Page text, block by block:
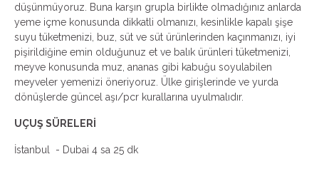
düşünmüyoruz. Buna karşın grupla birlikte olmadığınız anlarda
yeme içme konusunda dikkatli olmanızı, kesinlikle kapalı şişe
suyu tüketmenizi, buz, süt ve süt ürünlerinden kaçınmanızı, iyi
pişirildiğine emin olduğunuz et ve balık ürünleri tüketmenizi,
meyve konusunda muz, ananas gibi kabuğu soyulabilen
meyveler yemenizi öneriyoruz. Ülke girişlerinde ve yurda
dönüşlerde güncel aşı/pcr kurallarına uyulmalıdır.
UÇUŞ SÜRELERİ
İstanbul - Dubai 4 sa 25 dk